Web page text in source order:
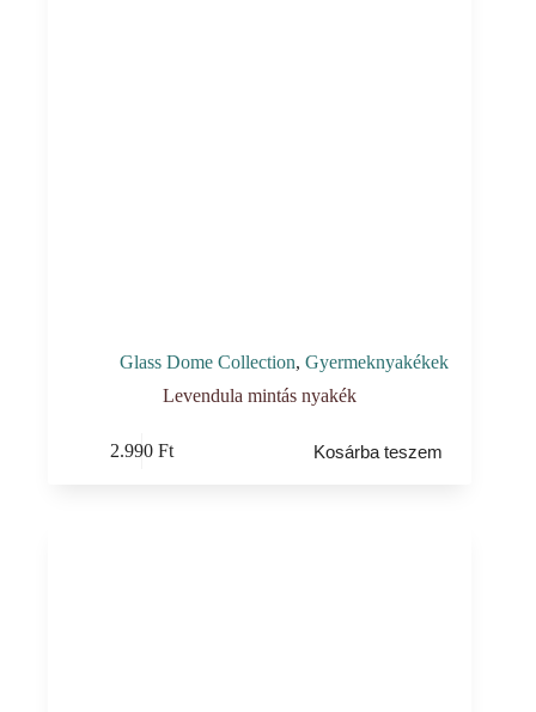
Glass Dome Collection, Gyermeknyakékek
Levendula mintás nyakék
2.990Ft Kosárba teszem